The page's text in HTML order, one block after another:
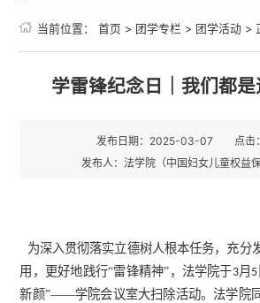
当前位置：首页 > 团学专栏 > 团学活动 >
学雷锋纪念日｜我们都是
发布日期：2025-03-07 点击：
发布人：法学院（中国妇女儿童权益保
为深入贯彻落实立德树人根本任务，充分
用，更好地践行“雷锋精神”，法学院于3月 5
新颜”——学院会议室大扫除活动。法学院